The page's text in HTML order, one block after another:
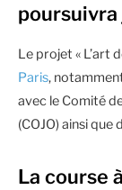
poursuivra
Le projet « L’art
Paris,
avec le Comité
(COJO) ainsi
La course